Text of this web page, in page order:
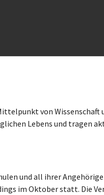
von Wissenschaft
Lebens und tragen
und all ihrer
im Oktober statt. Die